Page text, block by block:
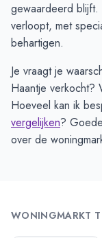
gewaardeerd
verloopt, met
behartigen.
Je vraagt je
Haantje verkocht?
Hoeveel kan ik
vergelijken?
over de
WONINGMARKT